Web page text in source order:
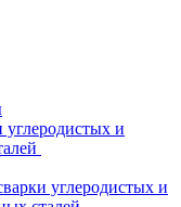
и
углеродистых и